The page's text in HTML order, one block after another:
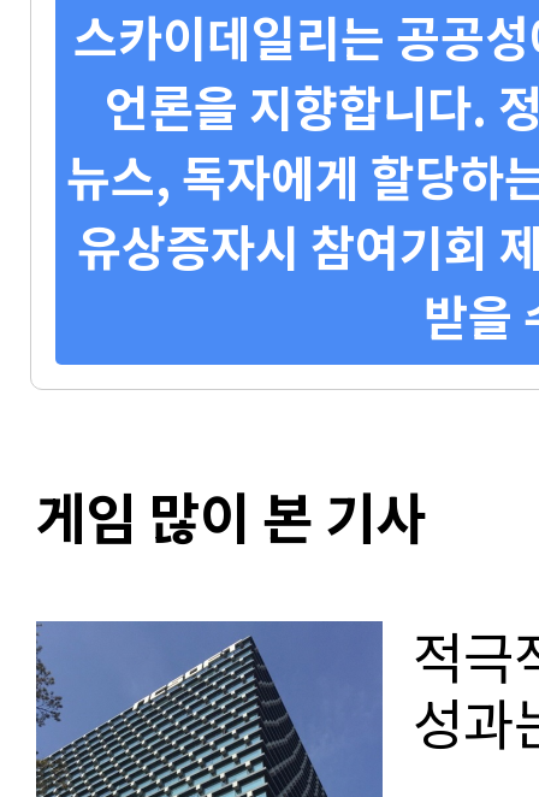
스카이데일리는 공공
언론을 지향합니다.
뉴스, 독자에게 할당하
유상증자시 참여기회
받을
게임 많이 본 기사
적극
성과